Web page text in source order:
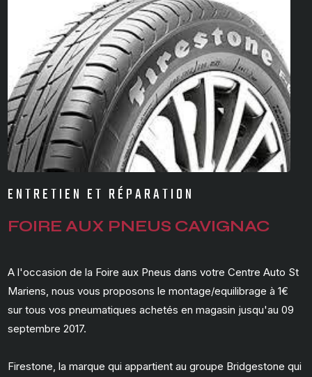
ENTRETIEN ET RÉPARATION
FOIRE AUX PNEUS CAVIGNAC
A l'occasion de la Foire aux Pneus dans votre Centre Auto St
Mariens, nous vous proposons le montage/equilibrage à 1€
sur tous vos pneumatiques achetés en magasin jusqu'au 09
septembre 2017.
Firestone, la marque qui appartient au groupe Bridgestone qui